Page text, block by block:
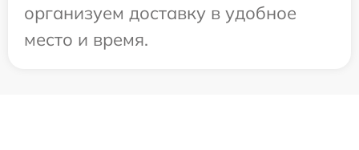
организуем доставку в удобное
место и время.